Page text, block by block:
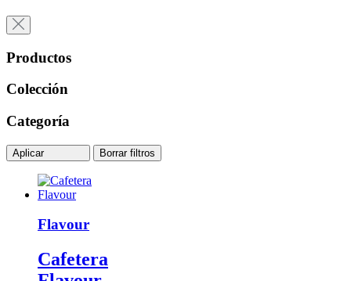
Productos
Colección
Categoría
Aplicar Borrar filtros
Flavour
Cafetera